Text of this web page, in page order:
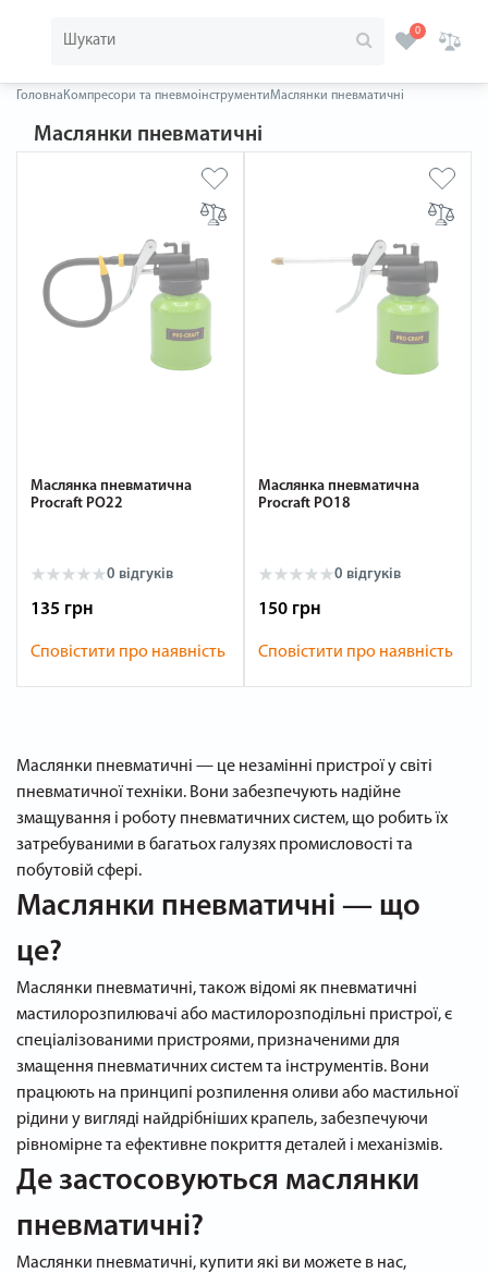
0
Головна Компресори та пневмоінструментиМаслянки пневматичні
Маслянки пневматичні
Маслянка пневматична
Procraft PO22
0 відгуків
135 грн
Сповістити про наявність
Маслянка пневматична
Procraft PO18
0 відгуків
150 грн
Сповістити про наявність
Маслянки пневматичні — це незамінні пристрої у світі
пневматичної техніки. Вони забезпечують надійне
змащування і роботу пневматичних систем, що робить їх
затребуваними в багатьох галузях промисловості та
побутовій сфері.
Маслянки пневматичні — що
це?
Маслянки пневматичні, також відомі як пневматичні
мастилорозпилювачі або мастилорозподільні пристрої, є
спеціалізованими пристроями, призначеними для
змащення пневматичних систем та інструментів. Вони
працюють на принципі розпилення оливи або мастильної
рідини у вигляді найдрібніших крапель, забезпечуючи
рівномірне та ефективне покриття деталей і механізмів.
Де застосовуються маслянки
пневматичні?
Маслянки пневматичні, купити які ви можете в нас,